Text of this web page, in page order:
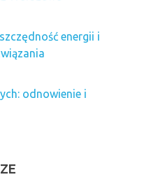
energii i
odnowienie i